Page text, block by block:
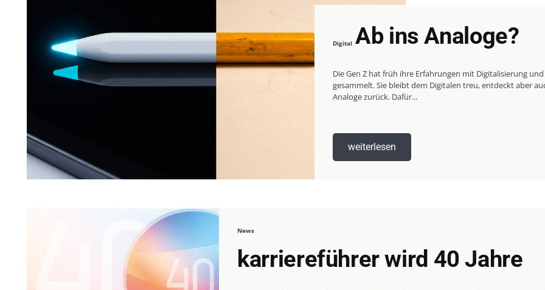
Digital Ab ins Analoge?
Die Gen Z hat früh ihre Erfahrungen mit Digitalisierung und
gesammelt. Sie bleibt dem Digitalen treu, entdeckt aber
Analoge zurück. Dafür...
weiterlesen
News
karriereführer wird 40 Jahre